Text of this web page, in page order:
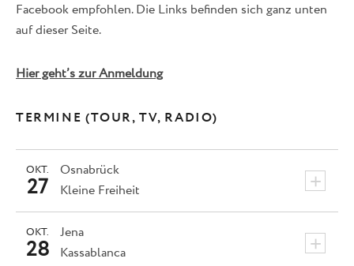
Facebook empfohlen. Die Links befinden sich ganz unten
auf dieser Seite.
Hier geht’s zur Anmeldung
TERMINE (TOUR, TV, RADIO)
Osnabrück +
OKT.
27 Kleine Freiheit
Jena +
OKT.
28 Kassablanca